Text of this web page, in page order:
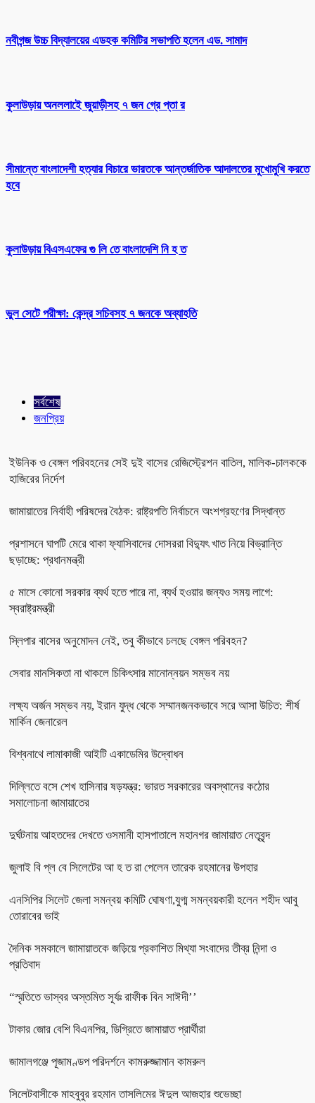
নবীগন্জ উচ্চ বিদ্যালয়ের এডহক কমিটির সভাপতি হলেন এড. সামাদ
কুলাউড়ায় অনললাইে জুয়াড়ীসহ ৭ জন গ্রে প্তা র
সীমান্তে বাংলাদেশী হত্যার বিচারে ভারতকে আন্তর্জাতিক আদালতের মুখোমুখি করতে
হবে
কুলাউড়ায় বিএসএফের গু লি তে বাংলাদেশি নি হ ত
ভুল সেটে পরীক্ষা: কেন্দ্র সচিবসহ ৭ জনকে অব্যাহতি
সর্বশেষ
জনপ্রিয়
ইউনিক ও বেঙ্গল পরিবহনের সেই দুই বাসের রেজিস্ট্রেশন বাতিল, মালিক-চালককে
হাজিরের নির্দেশ
জামায়াতের নির্বাহী পরিষদের বৈঠক: রাষ্ট্রপতি নির্বাচনে অংশগ্রহণের সিদ্ধান্ত
প্রশাসনে ঘাপটি মেরে থাকা ফ্যাসিবাদের দোসররা বিদ্যুৎ খাত নিয়ে বিভ্রান্তি
ছড়াচ্ছে: প্রধানমন্ত্রী
৫ মাসে কোনো সরকার ব্যর্থ হতে পারে না, ব্যর্থ হওয়ার জন্যও সময় লাগে:
স্বরাষ্ট্রমন্ত্রী
স্লিপার বাসের অনুমোদন নেই, তবু কীভাবে চলছে বেঙ্গল পরিবহন?
সেবার মানসিকতা না থাকলে চিকিৎসার মানোন্নয়ন সম্ভব নয়
লক্ষ্য অর্জন সম্ভব নয়, ইরান যুদ্ধ থেকে সম্মানজনকভাবে সরে আসা উচিত: শীর্ষ
মার্কিন জেনারেল
বিশ্বনাথে লামাকাজী আইটি একাডেমির উদ্বোধন
দিল্লিতে বসে শেখ হাসিনার ষড়যন্ত্র: ভারত সরকারের অবস্থানের কঠোর
সমালোচনা জামায়াতের
দুর্ঘটনায় আহতদের দেখতে ওসমানী হাসপাতালে মহানগর জামায়াত নেতৃবৃন্দ
জুলাই বি প্ল বে সিলেটের আ হ ত রা পেলেন তারেক রহমানের উপহার
এনসিপির সিলেট জেলা সমন্বয় কমিটি ঘোষণা,যুগ্ম সমন্বয়কারী হলেন শহীদ আবু
তোরাবের ভাই
দৈনিক সমকালে জামায়াতকে জড়িয়ে প্রকাশিত মিথ্যা সংবাদের তীব্র নিন্দা ও
প্রতিবাদ
“স্মৃতিতে ভাস্বর অস্তমিত সূর্যঃ রাফীক বিন সাঈদী’’
টাকার জোর বেশি বিএনপির, ডিগ্রিতে জামায়াত প্রার্থীরা
জামালগঞ্জে পূজামণ্ডপ পরিদর্শনে কামরুজ্জামান কামরুল
সিলেটবাসীকে মাহবুবুর রহমান তাসলিমের ঈদুল আজহার শুভেচ্ছা